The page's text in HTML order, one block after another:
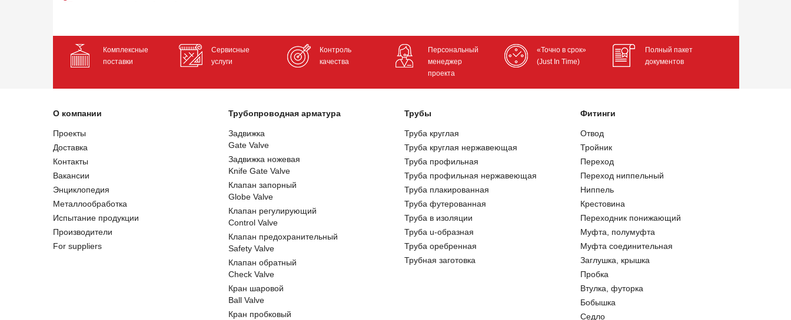
Комплексные
поставки
Сервисные
услуги
Контроль
качества
Персональный
менеджер
проекта
«Точно в срок»
(Just In Time)
Полный пакет
документов
О компании
Проекты
Доставка
Контакты
Вакансии
Энциклопедия
Металлообработка
Испытание продукции
Производители
For suppliers
Трубопроводная арматура
Задвижка
Gate Valve
Задвижка ножевая
Knife Gate Valve
Клапан запорный
Globe Valve
Клапан регулирующий
Control Valve
Клапан предохранительный
Safety Valve
Клапан обратный
Check Valve
Кран шаровой
Ball Valve
Кран пробковый
Трубы
Труба круглая
Труба круглая нержавеющая
Труба профильная
Труба профильная нержавеющая
Труба плакированная
Труба футерованная
Труба в изоляции
Труба u-образная
Труба оребренная
Трубная заготовка
Фитинги
Отвод
Тройник
Переход
Переход ниппельный
Ниппель
Крестовина
Переходник понижающий
Муфта, полумуфта
Муфта соединительная
Заглушка, крышка
Пробка
Втулка, футорка
Бобышка
Седло